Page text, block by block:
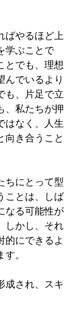
ばやるほど上
学ぶことで
とでも、理想
んでいるより
も、片足で立
、私たちが押
はなく、人生
向き合うこと
ちにとって型
ことは、しば
なる可能性が
しかし、それ
的にできるよ
。
成され、スキ